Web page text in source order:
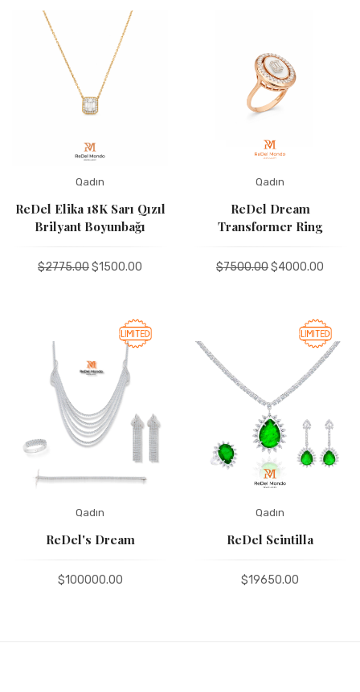
Sizin fikir
Е-poçt
Qadın
ReDel Elika 18K Sarı Qızıl
Brilyant Boyunbağı
$2775.00$1500.00
Qadın
ReDel Dream
Transformer Ring
$7500.00$4000.00
Qadın
ReDel's Dream
$100000.00
Qadın
ReDel Scintilla
$19650.00